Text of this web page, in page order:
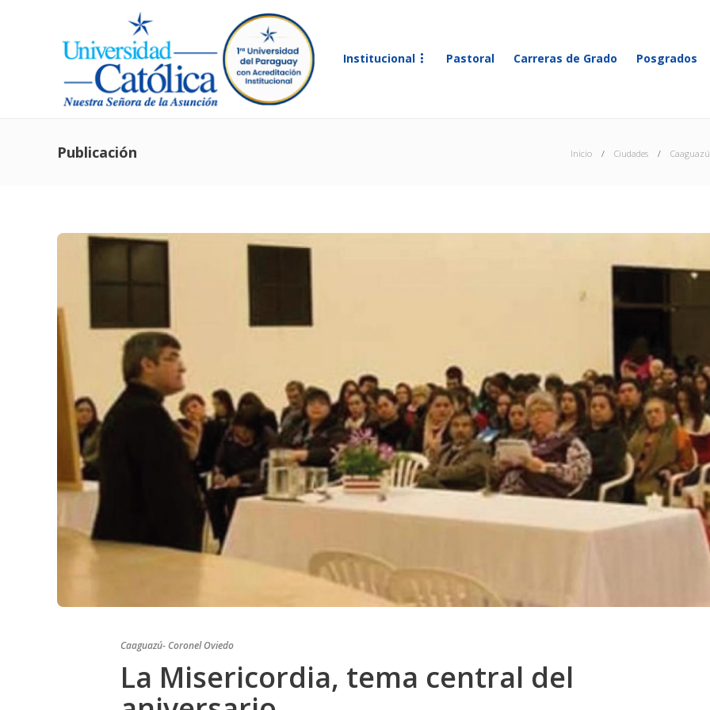
Institucional Pastoral Carreras de Grado Posgrados
Publicación Inicio Ciudades
Caaguazú- Coronel Oviedo
La Misericordia, tema central del